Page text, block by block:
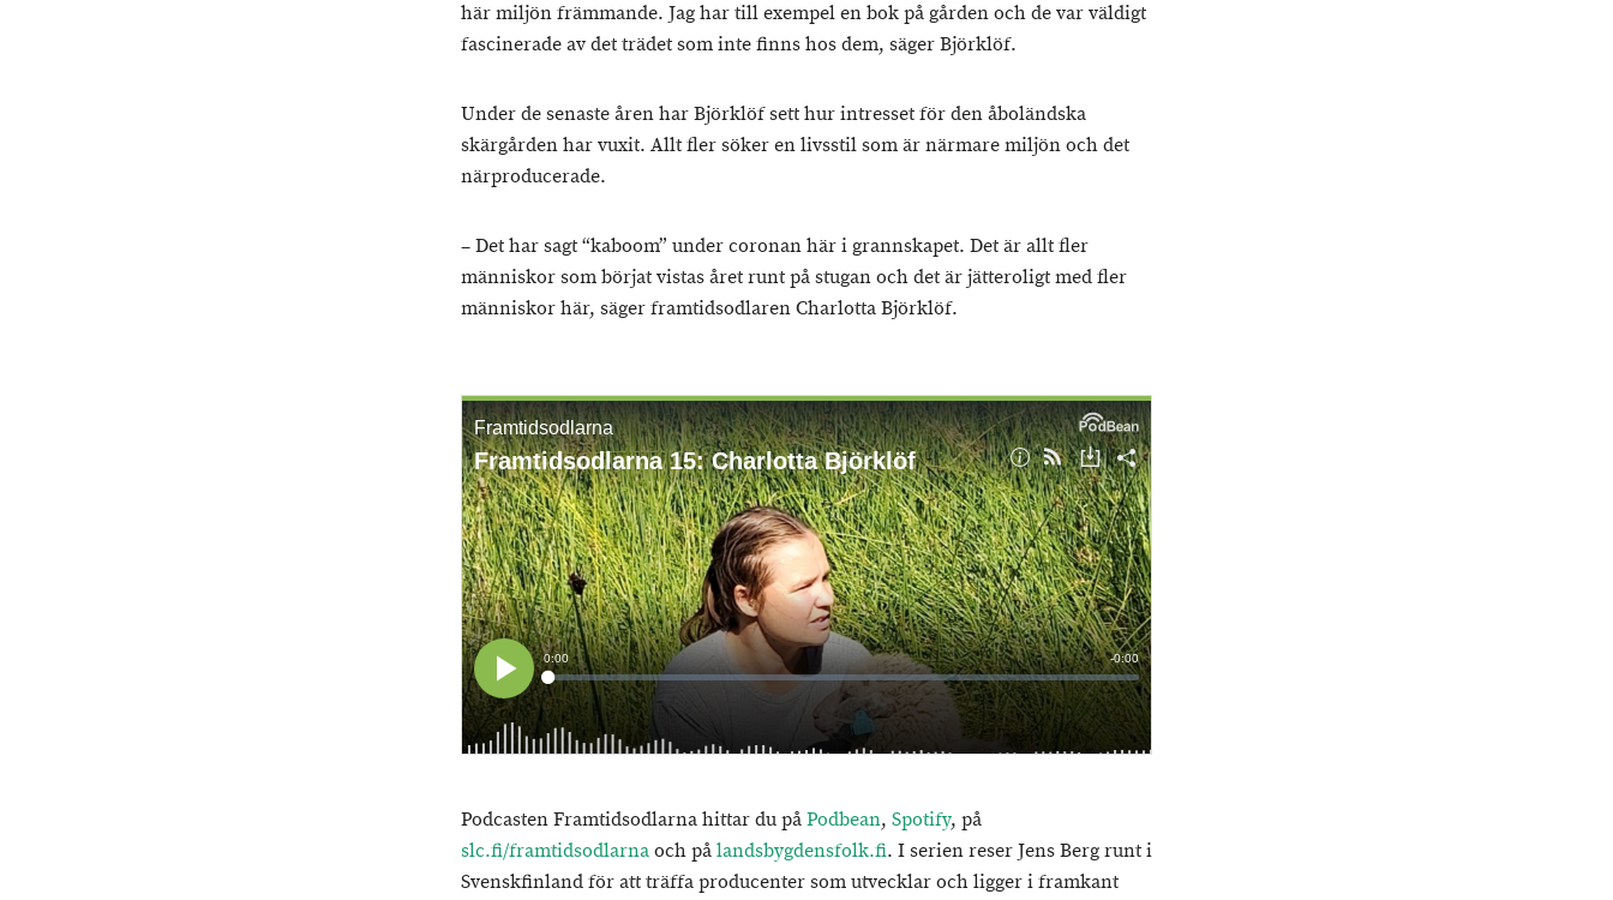
här miljön främmande. Jag har till exempel en bok på gården och de var väldigt
fascinerade av det trädet som inte finns hos dem, säger Björklöf.
Under de senaste åren har Björklöf sett hur intresset för den åboländska
skärgården har vuxit. Allt fler söker en livsstil som är närmare miljön och det
närproducerade.
– Det har sagt “kaboom” under coronan här i grannskapet. Det är allt fler
människor som börjat vistas året runt på stugan och det är jätteroligt med fler
människor här, säger framtidsodlaren Charlotta Björklöf.
Podcasten Framtidsodlarna hittar du påPodbean, Spotify, på
slc.fi/framtidsodlarnaoch pålandsbygdensfolk.fi. I serien reser Jens Berg runt i
Svenskfinland för att träffa producenter som utvecklar och ligger i framkant